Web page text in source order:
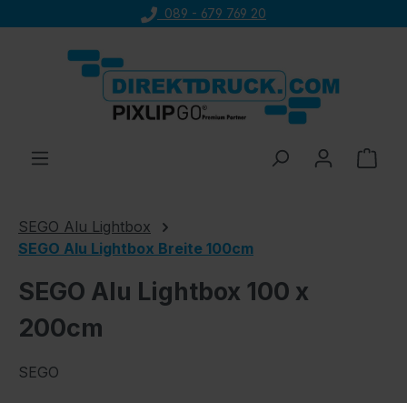
Zum Hauptinhalt springen089 - 679 769 20
SEGO Alu Lightbox
SEGO Alu Lightbox Breite 100cm
SEGO Alu Lightbox 100 x
200cm
SEGO